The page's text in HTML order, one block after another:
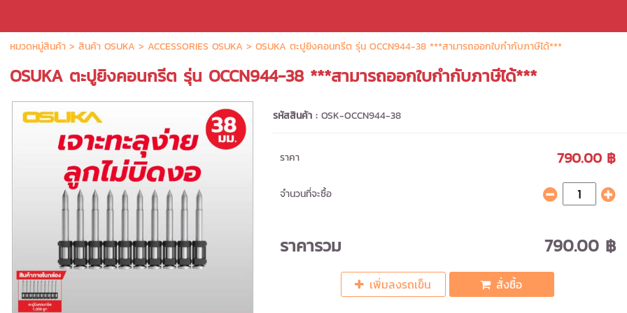
หมวดหมู่สินค้า> สินค้า OSUKA > ACCESSORIES OSUKA > OSUKA ตะปูยิงคอนกรีต รุ่น OCCN944-38 ***สามารถออกใบกำกับภาษีได้***
OSUKA ตะปูยิงคอนกรีต รุ่น OCCN944-38 ***สามารถออกใบกำกับภาษีได้***
รหัสสินค้า : OSK-OCCN944-38
ราคา 790.00 ฿
จำนวนที่จะซื้อ
ราคารวม 790.00 ฿
เพิ่มลงรถเข็น สั่งซื้อ